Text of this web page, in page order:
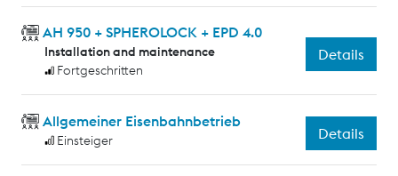
AH 950 + SPHEROLOCK + EPD 4.0
Installation and maintenance
Fortgeschritten
Details
Allgemeiner Eisenbahnbetrieb
Einsteiger Details